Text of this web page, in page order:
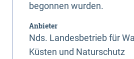
begonnen wurden.
Anbieter
Nds. Landesbetrieb für
Küsten und Naturschutz